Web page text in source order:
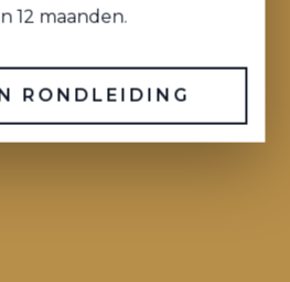
12 maanden.
RONDLEIDING